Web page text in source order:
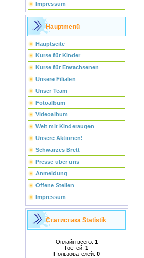
Impressum
Hauptmenü
Hauptseite
Kurse für Kinder
Kurse für Erwachsenen
Unsere Filialen
Unser Team
Fotoalbum
Videoalbum
Welt mit Kinderaugen
Unsere Aktionen!
Schwarzes Brett
Presse über uns
Anmeldung
Offene Stellen
Impressum
Статистика Statistik
Онлайн всего: 1
Гостей: 1
Пользователей: 0